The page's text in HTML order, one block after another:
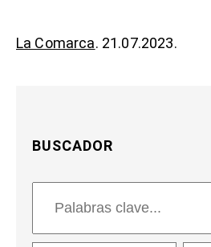
La Comarca. 21.07.2023.
BUSCADOR